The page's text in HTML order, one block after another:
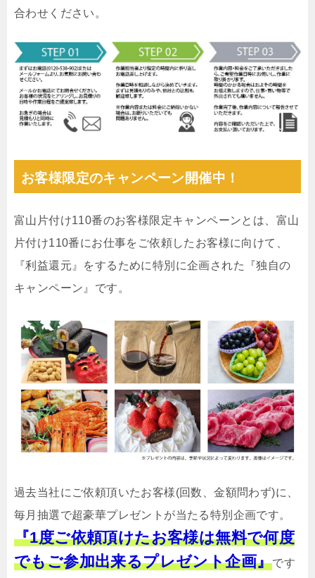
合わせください。
お客様限定のキャンペーン開催中！
富山片付け110番のお客様限定キャンペーンとは、富山
片付け110番にお仕事をご依頼したお客様に向けて、
『利益還元』をするために特別に企画された『独自の
キャンペーン』です。
過去当社にご依頼頂いたお客様(回数、金額問わず)に、
毎月抽選で超豪華プレゼントが当たる特別企画です。
『1度ご依頼頂けたお客様は無料で何度
でもご参加出来るプレゼント企画』です